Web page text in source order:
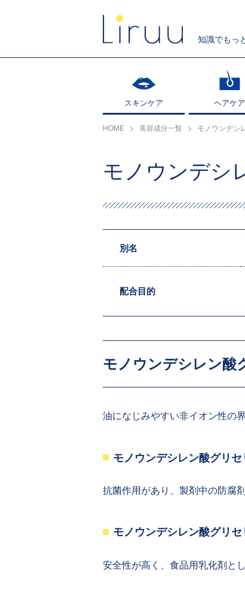
知識でもっ
スキンケア
スキンケア ヘアケア
ヘアケア
HOME 美容成分一覧 モノウンデシ
モノウンデシ
別名
配合目的
モノウンデシレン酸
油になじみやすい非イオン性の
モノウンデシレン酸グリ
抗菌作用があり、製剤中の防腐
モノウンデシレン酸グリ
安全性が高く、食品用乳化剤と